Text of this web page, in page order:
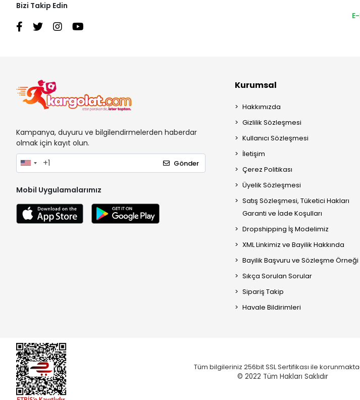
Bizi Takip Edin
Kampanya, duyuru ve bilgilendirmelerden haberdar
olmak için kayıt olun.
Gönder
Mobil Uygulamalarımız
Kurumsal
Hakkımızda
Gizlilik Sözleşmesi
Kullanıcı Sözleşmesi
İletişim
Çerez Politikası
Üyelik Sözleşmesi
Satış Sözleşmesi, Tüketici Hakları
Garanti ve İade Koşulları
Dropshipping İş Modelimiz
XML Linkimiz ve Bayilik Hakkında
Bayilik Başvuru ve Sözleşme Örneği
Sıkça Sorulan Sorular
Sipariş Takip
Havale Bildirimleri
Tüm bilgileriniz 256bit SSL Sertifikası ile
© 2022 Tüm Hakları Saklıdır